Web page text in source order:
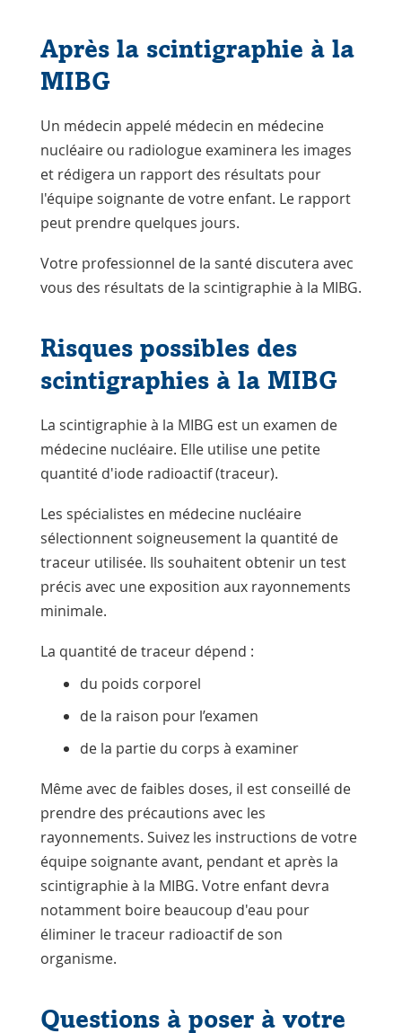
Après la scintigraphie à la
MIBG
Un médecin appelé médecin en médecine
nucléaire ou radiologueexaminera les images
et rédigera un rapport des résultats pour
l'équipe soignante de votre enfant. Le rapport
peut prendre quelques jours.
Votre professionnel de la santé discutera avec
vous des résultats de la scintigraphie à la MIBG.
Risques possibles des
scintigraphies à la MIBG
La scintigraphie à la MIBG est un examen de
médecine nucléaire. Elle utilise une petite
quantité d'iode radioactif (traceur).
Les spécialistes en médecine nucléaire
sélectionnent soigneusement la quantité de
traceur utilisée. Ils souhaitent obtenir un test
précis avec une exposition aux rayonnements
minimale.
La quantité de traceur dépend :
du poids corporel
de la raison pour l’examen
de la partie du corps à examiner
Même avec de faibles doses, il est conseillé de
prendre des précautions avec les
rayonnements. Suivez les instructions de votre
équipe soignante avant, pendant et après la
scintigraphie à la MIBG. Votre enfant devra
notamment boire beaucoup d'eau pour
éliminer le traceur radioactif de son
organisme.
Questions à poser à votre